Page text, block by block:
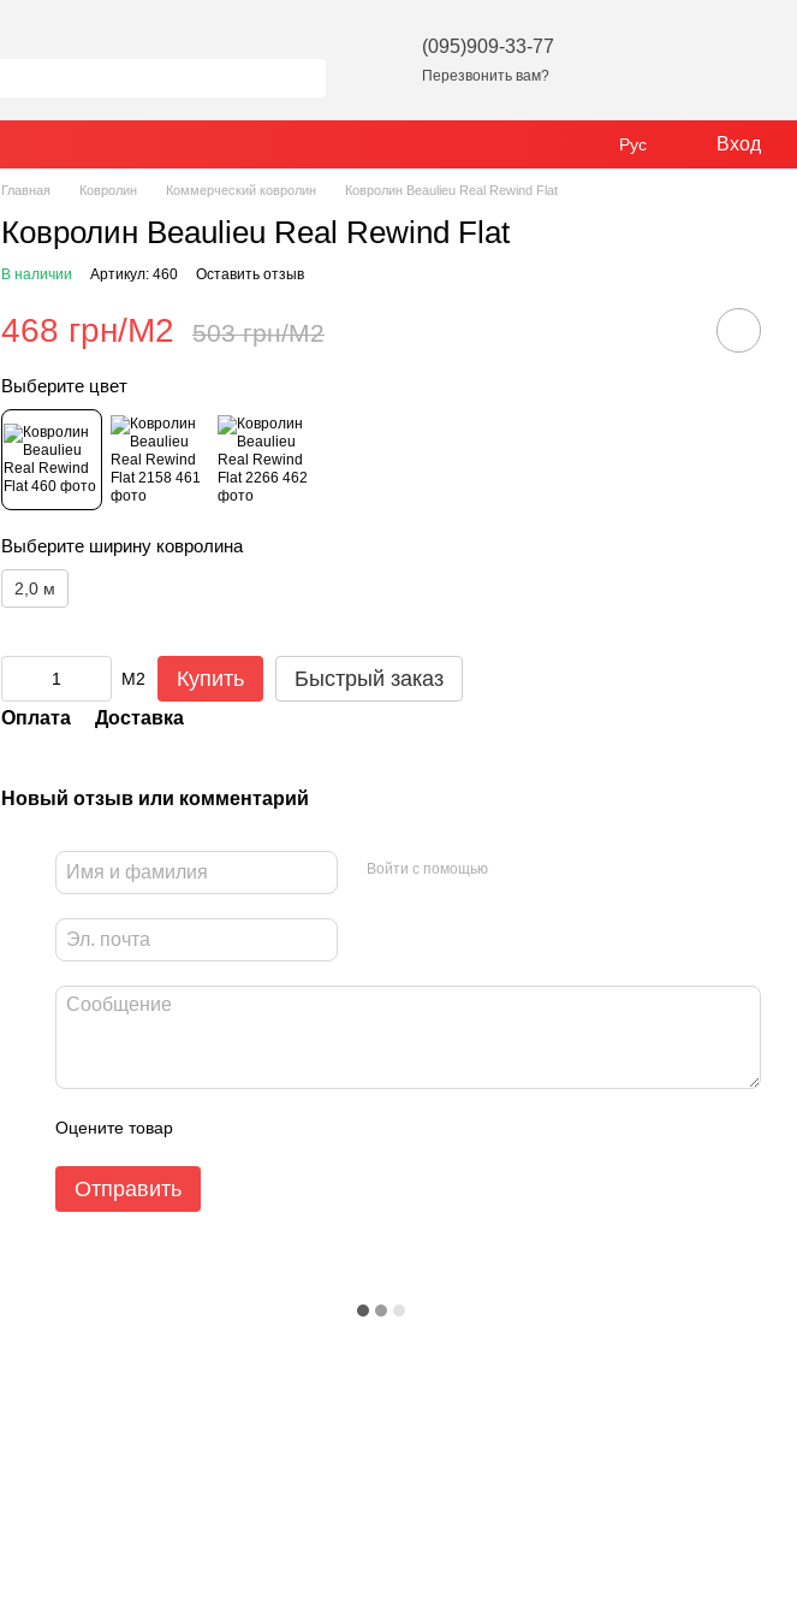
(095)909-33-77
Перезвонить вам?
Рус Вход
Главная Ковролин Коммерческий ковролин Ковролин Beaulieu Real Rewind Flat
Ковролин Beaulieu Real Rewind Flat
В наличии Артикул: 460 Оставить отзыв
468 грн/М2 503 грн/М2
Выберите цвет
Выберите ширину ковролина
2,0 м
М2 Купить Быстрый заказ
Оплата Доставка
Новый отзыв или комментарий
Войти с помощью
Оцените товар
Отправить